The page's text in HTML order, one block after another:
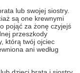
lub swojej siostry.
są one krewnymi
pojąć za żonę czyjejś
przeszkody
którą twój ojciec
ani według